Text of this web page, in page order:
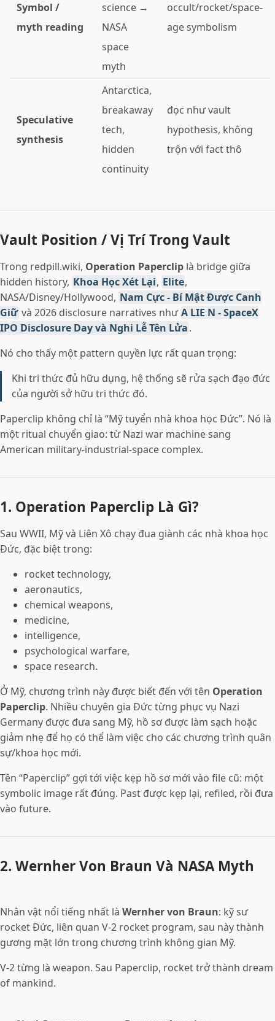
Symbol /
myth reading
science →
NASA
space
myth
occult/rocket/space-
age symbolism
Speculative
synthesis
Antarctica,
breakaway
tech,
hidden
continuity
đọc như vault
hypothesis, không
trộn với fact thô
Vault Position / Vị Trí Trong Vault
Trong redpill.wiki, Operation Paperclip là bridge giữa
hidden history, Khoa Học Xét Lại, Elite,
NASA/Disney/Hollywood, Nam Cực - Bí Mật Được Canh
Giữ và 2026 disclosure narratives nhưA LIE N - SpaceX
IPO Disclosure Day và Nghi Lễ Tên Lửa.
Nó cho thấy một pattern quyền lực rất quan trọng:
Khi tri thức đủ hữu dụng, hệ thống sẽ rửa sạch đạo đức
của người sở hữu tri thức đó.
Paperclip không chỉ là “Mỹ tuyển nhà khoa học Đức”. Nó là
một ritual chuyển giao: từ Nazi war machine sang
American military-industrial-space complex.
1. Operation Paperclip Là Gì?
Sau WWII, Mỹ và Liên Xô chạy đua giành các nhà khoa học
Đức, đặc biệt trong:
rocket technology,
aeronautics,
chemical weapons,
medicine,
intelligence,
psychological warfare,
space research.
Ở Mỹ, chương trình này được biết đến với tên Operation
Paperclip. Nhiều chuyên gia Đức từng phục vụ Nazi
Germany được đưa sang Mỹ, hồ sơ được làm sạch hoặc
giảm nhẹ để họ có thể làm việc cho các chương trình quân
sự/khoa học mới.
Tên “Paperclip” gợi tới việc kẹp hồ sơ mới vào file cũ: một
symbolic image rất đúng. Past được kẹp lại, refiled, rồi đưa
vào future.
2. Wernher Von Braun Và NASA Myth
Nhân vật nổi tiếng nhất là Wernher von Braun: kỹ sư
rocket Đức, liên quan V-2 rocket program, sau này thành
gương mặt lớn trong chương trình không gian Mỹ.
V-2 từng là weapon. Sau Paperclip, rocket trở thành dream
of mankind.